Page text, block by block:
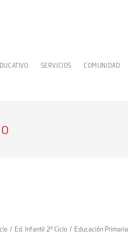
SERVICIOS COMUNIDAD
/ Ed. Infantil 2º Ciclo / Educación Primaria